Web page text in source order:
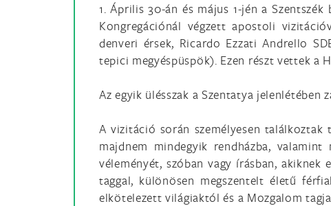
1. Április 30-án és május 1-jén a
Kongregációnál végzett apostoli
denveri érsek, Ricardo Ezzati Andrello
tepici megyéspüspök). Ezen részt vettek a
Az egyik ülésszak a Szentatya
A vizitáció során személyesen
majdnem mindegyik rendházba,
véleményét, szóban vagy írásban,
taggal, különösen megszentelt életű
elkötelezett világiaktól és a Mozgalom